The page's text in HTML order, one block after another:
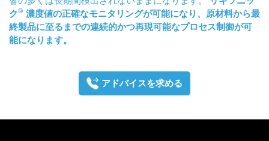
ク® 濃度値の正確なモニタリングが可能になり、原材料から最
終製品に至るまでの連続的かつ再現可能なプロセス制御が可
能になります。
アドバイスを求める